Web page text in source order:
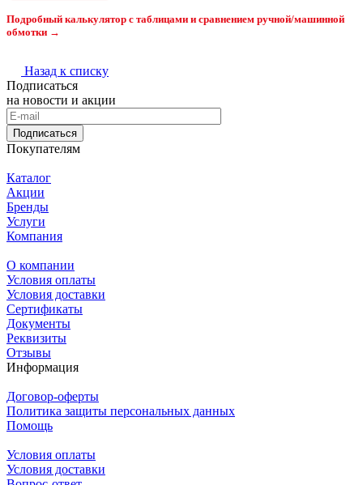
Подробный калькулятор с таблицами и сравнением ручной/машинной
обмотки →
Назад к списку
Подписаться
на новости и акции
Подписаться
Покупателям
Каталог
Акции
Бренды
Услуги
Компания
О компании
Условия оплаты
Условия доставки
Сертификаты
Документы
Реквизиты
Отзывы
Информация
Договор-оферты
Политика защиты персональных данных
Помощь
Условия оплаты
Условия доставки